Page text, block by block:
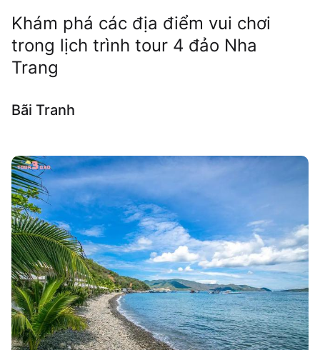
Khám phá các địa điểm vui chơi
trong lịch trình tour 4 đảo Nha
Trang
Bãi Tranh